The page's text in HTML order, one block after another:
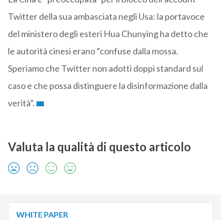
Twitter della sua ambasciata negli Usa: la portavoce
del ministero degli esteri Hua Chunying ha detto che
le autorità cinesi erano “confuse dalla mossa.
Speriamo che Twitter non adotti doppi standard sul
caso e che possa distinguere la disinformazione dalla
verità”.
Valuta la qualità di questo articolo
WHITE PAPER